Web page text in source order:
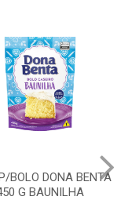
BOLO DONA BENTA
G BAUNILHA